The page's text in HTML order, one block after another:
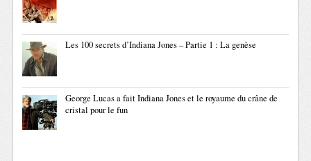
Les 100 secrets d’Indiana Jones – Partie 1 : La genèse
George Lucas a fait Indiana Jones et le royaume du crâne de
cristal pour le fun